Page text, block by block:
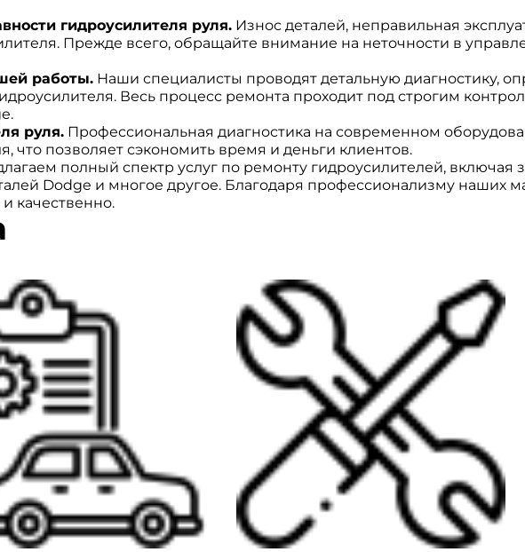
гидроусилителя руля.Износ деталей, неправильная
Прежде всего, обращайте внимание на неточности в
работы.Наши специалисты проводят детальную диагностику,
Весь процесс ремонта проходит под строгим
руля.Профессиональная диагностика на современном
что позволяет сэкономить время и деньги клиентов.
полный спектр услуг по ремонту гидроусилителей, включая
Dodge и многое другое. Благодаря профессионализму наших
качественно.